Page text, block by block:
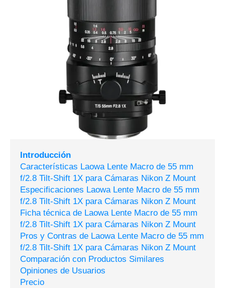
Introducción
Características Laowa Lente Macro de 55 mm
f/2.8 Tilt-Shift 1X para Cámaras Nikon Z Mount
Especificaciones Laowa Lente Macro de 55 mm
f/2.8 Tilt-Shift 1X para Cámaras Nikon Z Mount
Ficha técnica de Laowa Lente Macro de 55 mm
f/2.8 Tilt-Shift 1X para Cámaras Nikon Z Mount
Pros y Contras de Laowa Lente Macro de 55 mm
f/2.8 Tilt-Shift 1X para Cámaras Nikon Z Mount
Comparación con Productos Similares
Opiniones de Usuarios
Precio